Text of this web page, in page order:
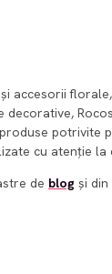
accesorii
decorative,
potrivite
cu atenție la
de blog și din